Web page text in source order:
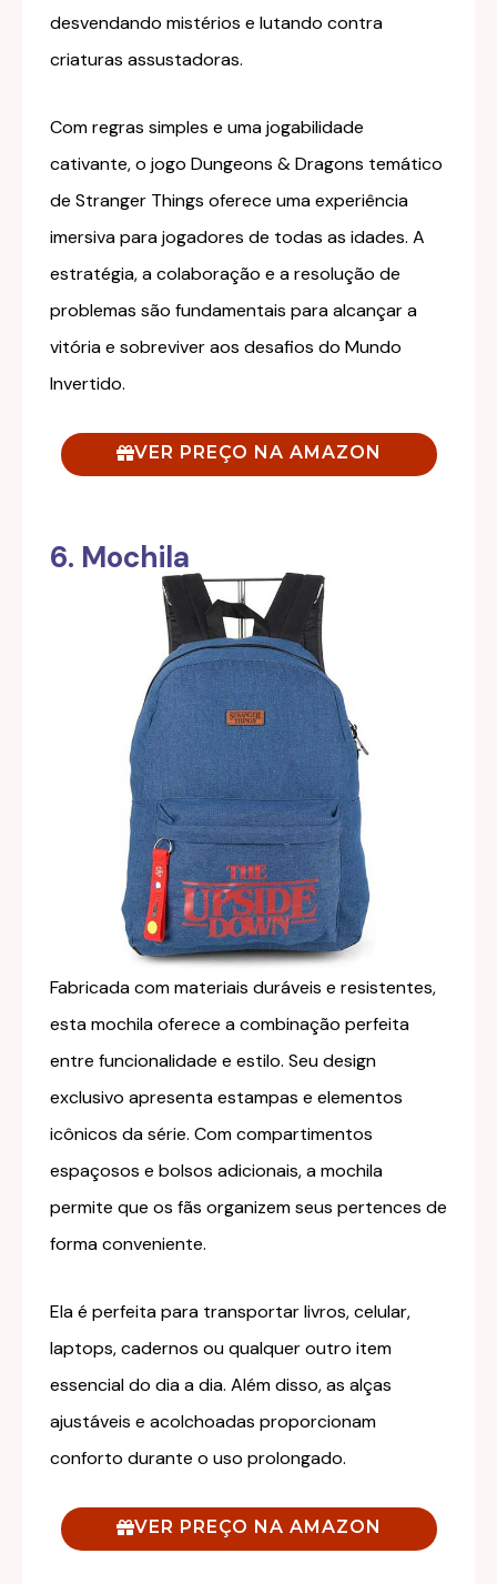
desvendando mistérios e lutando contra
criaturas assustadoras.
Com regras simples e uma jogabilidade
cativante, o jogo Dungeons & Dragons temático
de Stranger Things oferece uma experiência
imersiva para jogadores de todas as idades. A
estratégia, a colaboração e a resolução de
problemas são fundamentais para alcançar a
vitória e sobreviver aos desafios do Mundo
Invertido.
VER PREÇO NA AMAZON
6. Mochila
Fabricada com materiais duráveis e resistentes,
esta mochila oferece a combinação perfeita
entre funcionalidade e estilo. Seu design
exclusivo apresenta estampas e elementos
icônicos da série. Com compartimentos
espaçosos e bolsos adicionais, a mochila
permite que os fãs organizem seus pertences de
forma conveniente.
Ela é perfeita para transportar livros, celular,
laptops, cadernos ou qualquer outro item
essencial do dia a dia. Além disso, as alças
ajustáveis e acolchoadas proporcionam
conforto durante o uso prolongado.
VER PREÇO NA AMAZON